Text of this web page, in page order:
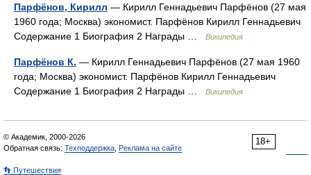
Парфёнов, Кирилл — Кирилл Геннадьевич Парфёнов (27 мая
1960 года; Москва) экономист. Парфёнов Кирилл Геннадьевич
Содержание 1 Биография 2 Награды …
Википедия
Парфёнов К. — Кирилл Геннадьевич Парфёнов (27 мая 1960
года; Москва) экономист. Парфёнов Кирилл Геннадьевич
Содержание 1 Биография 2 Награды …
Википедия
18+
© Академик, 2000-2026
Обратная связь: Техподдержка Реклама на сайте
👣 Путешествия